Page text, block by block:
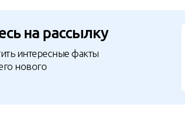
на рассылку
интересные факты
нового